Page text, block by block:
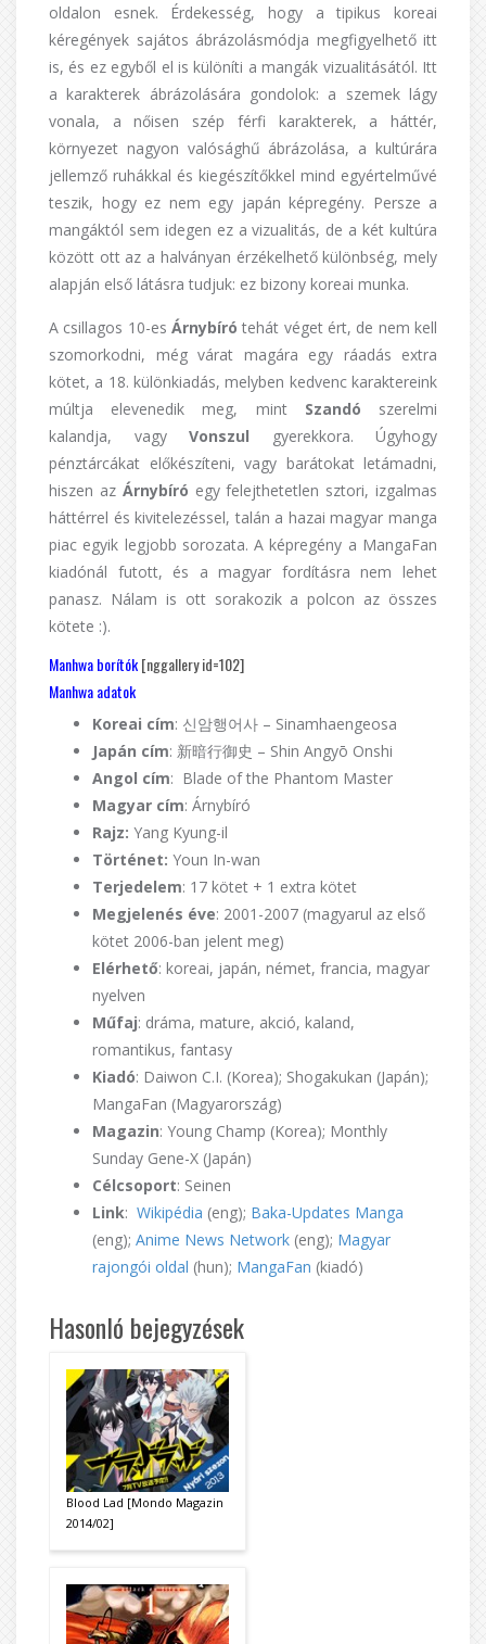
oldalon esnek. Érdekesség, hogy a tipikus koreai
kéregények sajátos ábrázolásmódja megfigyelhető itt
is, és ez egyből el is különíti a mangák vizualitásától. Itt
a karakterek ábrázolására gondolok: a szemek lágy
vonala, a nőisen szép férfi karakterek, a háttér,
környezet nagyon valósághű ábrázolása, a kultúrára
jellemző ruhákkal és kiegészítőkkel mind egyértelművé
teszik, hogy ez nem egy japán képregény. Persze a
mangáktól sem idegen ez a vizualitás, de a két kultúra
között ott az a halványan érzékelhető különbség, mely
alapján első látásra tudjuk: ez bizony koreai munka.
A csillagos 10-es Árnybírótehát véget ért, de nem kell
szomorkodni, még várat magára egy ráadás extra
kötet, a 18. különkiadás, melyben kedvenc karaktereink
múltja elevenedik meg, mint Szandó szerelmi
kalandja, vagy Vonszul gyerekkora. Úgyhogy
pénztárcákat előkészíteni, vagy barátokat letámadni,
hiszen az Árnybíró egy felejthetetlen sztori, izgalmas
háttérrel és kivitelezéssel, talán a hazai magyar manga
piac egyik legjobb sorozata. A képregény a MangaFan
kiadónál futott, és a magyar fordításra nem lehet
panasz. Nálam is ott sorakozik a polcon az összes
kötete :).
Manhwa borítók[nggallery id=102]
Manhwa adatok
Koreai cím: 신암행어사 – Sinamhaengeosa
Japán cím: 新暗行御史 – Shin Angyō Onshi
Angol cím: Blade of the Phantom Master
Magyar cím: Árnybíró
Rajz: Yang Kyung-il
Történet: Youn In-wan
Terjedelem: 17 kötet + 1 extra kötet
Megjelenés éve: 2001-2007 (magyarul az első
kötet 2006-ban jelent meg)
Elérhető: koreai, japán, német, francia, magyar
nyelven
Műfaj: dráma, mature, akció, kaland,
romantikus, fantasy
Kiadó: Daiwon C.I. (Korea); Shogakukan (Japán);
MangaFan (Magyarország)
Magazin: Young Champ (Korea); Monthly
Sunday Gene-X (Japán)
Célcsoport: Seinen
Link: Wikipédia (eng); Baka-Updates Manga
(eng); Anime News Network (eng); Magyar
rajongói oldal (hun); MangaFan (kiadó)
Hasonló bejegyzések
Blood Lad [Mondo Magazin
2014/02]